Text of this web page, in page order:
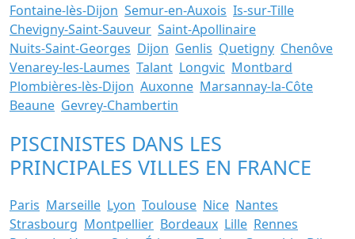
Fontaine-lès-Dijon Semur-en-Auxois Is-sur-Tille
Chevigny-Saint-Sauveur Saint-Apollinaire
Nuits-Saint-Georges Dijon Genlis Quetigny Chenôve
Venarey-les-Laumes Talant Longvic Montbard
Plombières-lès-Dijon Auxonne Marsannay-la-Côte
Beaune Gevrey-Chambertin
PISCINISTES DANS LES
PRINCIPALES VILLES EN FRANCE
Paris Marseille Lyon Toulouse Nice Nantes
Strasbourg Montpellier Bordeaux Lille Rennes